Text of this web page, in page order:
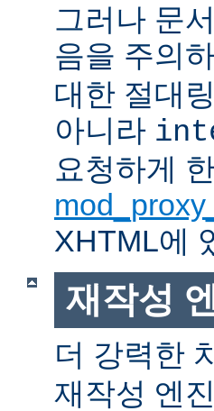
그러나 문
음을 주의
대한 절대
아니라
요청하게
XHTML에
재작성
더 강력한
재작성 엔